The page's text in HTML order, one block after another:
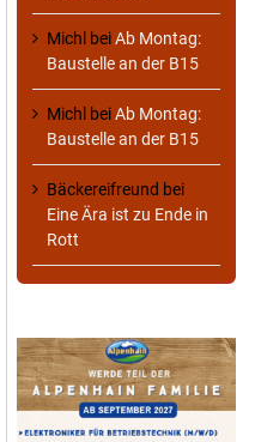
Michl beiAb Montag:
Baustelle an der B15
Michl beiAb Montag:
Baustelle an der B15
Bäckereifreund bei
Eine Ära ist zu Ende in
Rott